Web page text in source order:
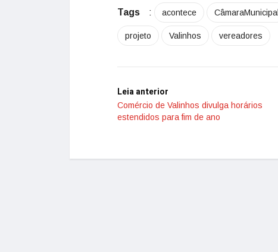
Tags : acontece CâmaraMunicipal
projeto Valinhos vereadores
Leia anterior
Comércio de Valinhos divulga horários
estendidos para fim de ano